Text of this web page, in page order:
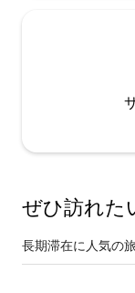
ぜひ訪⁠れ⁠た⁠
長期滞在に人気の